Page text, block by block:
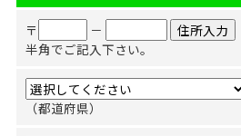
〒
－
半角でご記入下さい。
（都道府県）